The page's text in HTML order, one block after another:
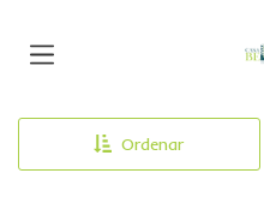
Ordenar